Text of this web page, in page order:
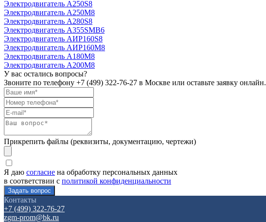
Электродвигатель А250S8
Электродвигатель А250М8
Электродвигатель А280S8
Электродвигатель А355SМВ6
Электродвигатель АИР160S8
Электродвигатель АИР160М8
Электродвигатель А180М8
Электродвигатель А200М8
У вас остались вопросы?
Звоните по телефону +7 (499) 322-76-27 в Москве или оставьте заявку онлайн.
Прикрепить файлы (реквизиты, документацию, чертежи)
Я даю согласие на обработку персональных данных
в соответствии с политикой конфиденциальности
Контакты
+7 (499) 322-76-27
zgm-prom@bk.ru